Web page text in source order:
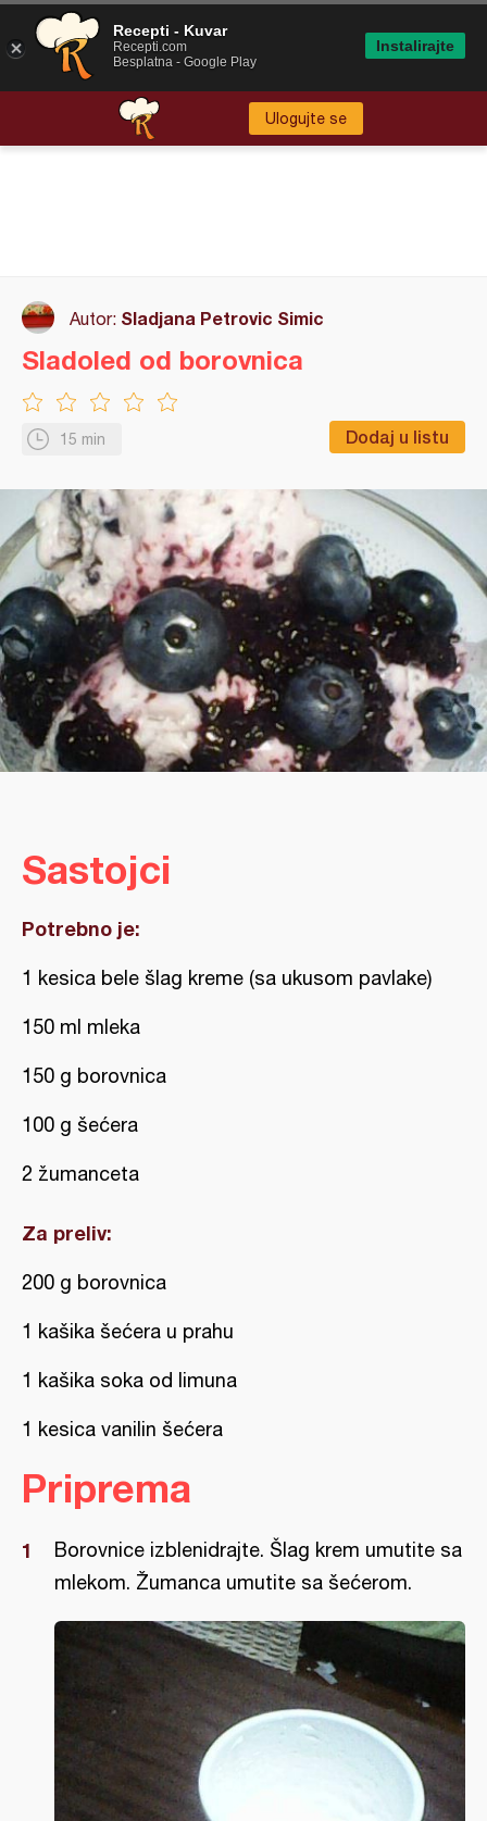
Ulogujte se
Autor: Sladjana Petrovic Simic
15 min Dodaj u listu
Sladoled od borovnica
Sastojci
Potrebno je:
1 kesica bele šlag kreme (sa ukusom pavlake)
150 ml mleka
150 g borovnica
100 g šećera
2 žumanceta
Za preliv:
200 g borovnica
1 kašika šećera u prahu
1 kašika soka od limuna
1 kesica vanilin šećera
Priprema
Borovnice izblenidrajte. Šlag krem umutite sa
mlekom. Žumanca umutite sa šećerom.
Recepti - Kuvar
Recepti.com
Besplatna - Google Play
Instalirajte